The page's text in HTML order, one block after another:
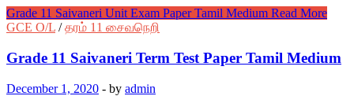
Grade 11 Saivaneri Unit Exam Paper Tamil Medium Read More
GCE O/L /தரம் 11 சைவநெறி
Grade 11 Saivaneri Term Test Paper Tamil Medium
December 1, 2020 - by admin